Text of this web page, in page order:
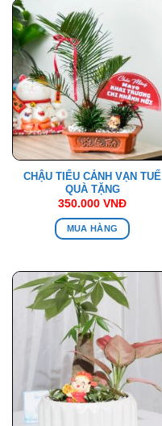
CHẬU TIỂU CẢNH VẠN TUẾ
QUÀ TẶNG
350.000 VNĐ
MUA HÀNG